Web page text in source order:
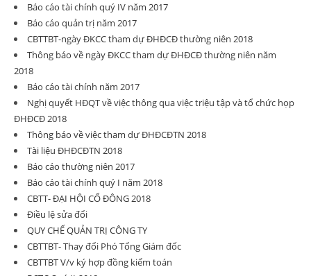
Báo cáo tài chính quý IV năm 2017
Báo cáo quản trị năm 2017
CBTTBT-ngày ĐKCC tham dự ĐHĐCĐ thường niên 2018
Thông báo về ngày ĐKCC tham dự ĐHĐCĐ thường niên năm
2018
Báo cáo tài chính năm 2017
Nghị quyết HĐQT về việc thông qua việc triệu tập và tổ chức họp
ĐHĐCĐ 2018
Thông báo về việc tham dự ĐHĐCĐTN 2018
Tài liệu ĐHĐCĐTN 2018
Báo cáo thường niên 2017
Báo cáo tài chính quý I năm 2018
CBTT- ĐẠI HỘI CỔ ĐÔNG 2018
Điều lệ sửa đổi
QUY CHẾ QUẢN TRỊ CÔNG TY
CBTTBT- Thay đổi Phó Tổng Giám đốc
CBTTBT V/v ký hợp đồng kiểm toán